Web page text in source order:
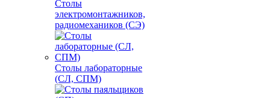
Столы
электромонтажников,
радиомехаников (СЭ)
Столы лабораторные
(СЛ, СПМ)